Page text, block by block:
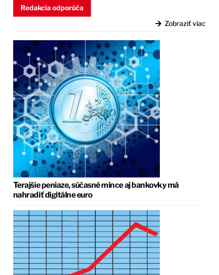
Redakcia odporúča
Zobraziť viac
Terajšie peniaze, súčasné mince aj bankovky má
nahradiť digitálne euro